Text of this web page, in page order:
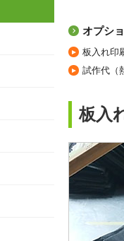
オプシ
板入れ印
試作代（
板入